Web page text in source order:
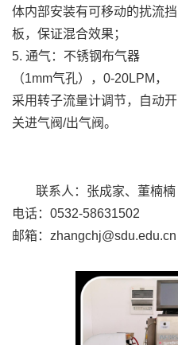
体内部安装有可移动的扰流挡
板，保证混合效果；
5. 通气：不锈钢布气器
（1mm气孔），0-20LPM，
采用转子流量计调节，自动开
关进气阀/出气阀。
联系人：张成家、董楠楠
电话：0532-58631502
邮箱：zhangchj@sdu.edu.cn